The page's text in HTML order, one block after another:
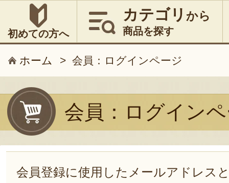
初めての方へ
カテゴリ から
商品を探す
ホーム > 会員：ログインページ
会員：ログイン
会員登録に使用したメールアドレス